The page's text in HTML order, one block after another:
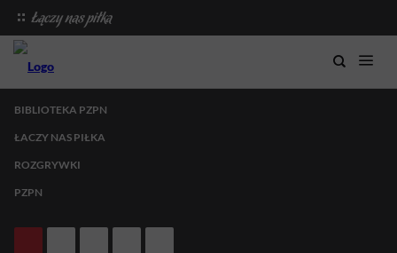
BIBLIOTEKA PZPN
ŁACZY NAS PIŁKA
ROZGRYWKI
PZPN